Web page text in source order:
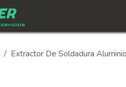
Extractor De Soldadura Aluminio